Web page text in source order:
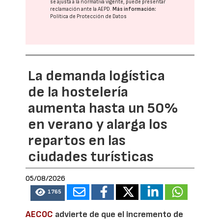
se ajusta a la normativa vigente, puede presentar
reclamación ante laAEPD. Más información:
Política de Protección de Datos
La demanda logística
de la hostelería
aumenta hasta un 50%
en verano y alarga los
repartos en las
ciudades turísticas
05/08/2026
1765
AECOC advierte de que el incremento de